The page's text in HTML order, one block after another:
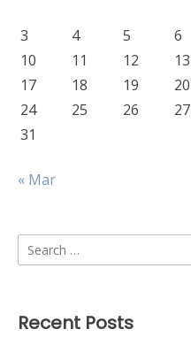
3
4 5 6
10
11 12 13
17
18 19 20
24
25 26 27
31
« Mar
Search
for:
Recent Posts